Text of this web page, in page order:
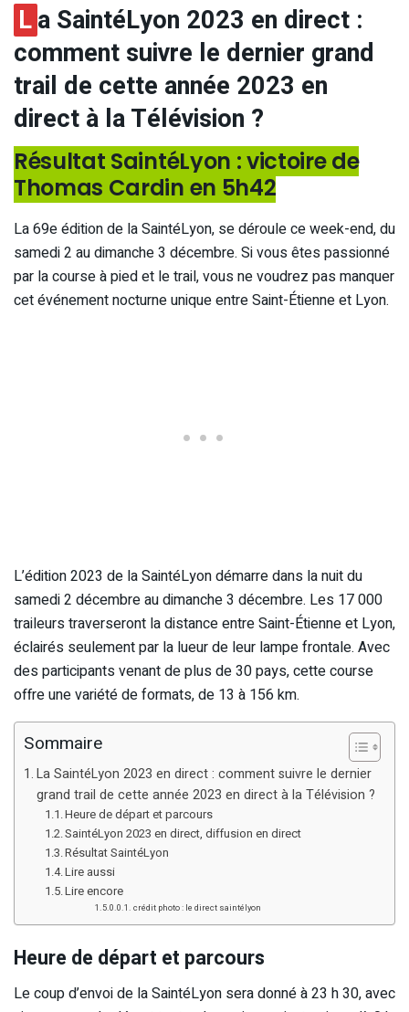
La SaintéLyon 2023 en direct :
comment suivre le dernier grand
trail de cette année 2023 en
direct à la Télévision ?
Résultat SaintéLyon : victoire de
Thomas Cardin en 5h42
La 69e édition de la SaintéLyon, se déroule ce week-end, du
samedi 2 au dimanche 3 décembre. Si vous êtes passionné
par la course à pied et le trail, vous ne voudrez pas manquer
cet événement nocturne unique entre Saint-Étienne et Lyon.
L’édition 2023 de la SaintéLyon démarre dans la nuit du
samedi 2 décembre au dimanche 3 décembre. Les 17 000
traileurs traverseront la distance entre Saint-Étienne et Lyon,
éclairés seulement par la lueur de leur lampe frontale. Avec
des participants venant de plus de 30 pays, cette course
offre une variété de formats, de 13 à 156 km.
Sommaire
La SaintéLyon 2023 en direct : comment suivre le dernier
grand trail de cette année 2023 en direct à la Télévision ?
Heure de départ et parcours
SaintéLyon 2023 en direct, diffusion en direct
Résultat SaintéLyon
Lire aussi
Lire encore
crédit photo : le direct saintélyon
Heure de départ et parcours
Le coup d’envoi de la SaintéLyon sera donné à 23 h 30, avec